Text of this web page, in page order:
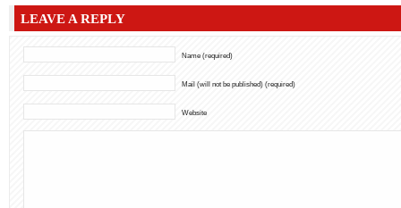
LEAVE A REPLY
Name (required)
Mail (will not be published) (required)
Website